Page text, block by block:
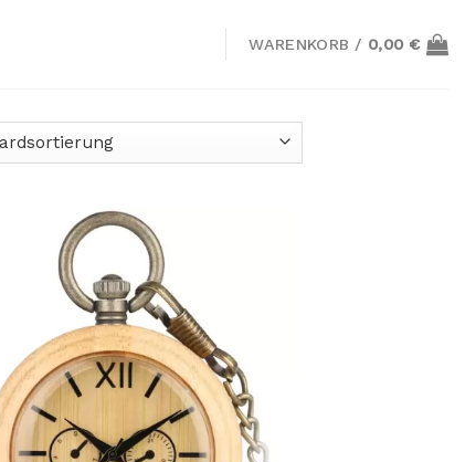
WARENKORB / 0,00 €